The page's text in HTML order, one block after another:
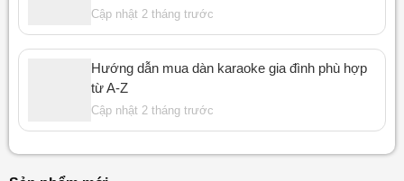
Cập nhật 2 tháng trước
Hướng dẫn mua dàn karaoke gia đình phù hợp
từ A-Z
Cập nhật 2 tháng trước